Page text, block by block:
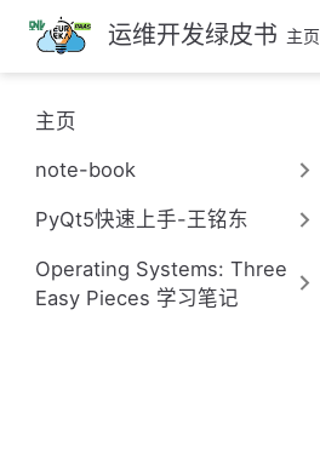
跳
至
主
要
內
运维开发绿皮书 主页
主页
note-book
PyQt5快速上手-王铭东
Operating Systems: Three
Easy Pieces 学习笔记